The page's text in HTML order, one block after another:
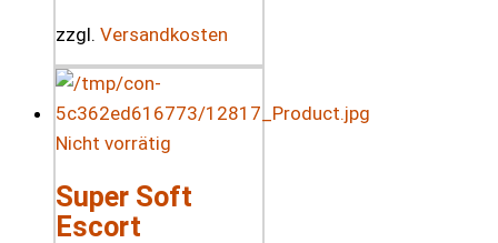
zzgl. Versandkosten
Nicht vorrätig
Super Soft
Escort